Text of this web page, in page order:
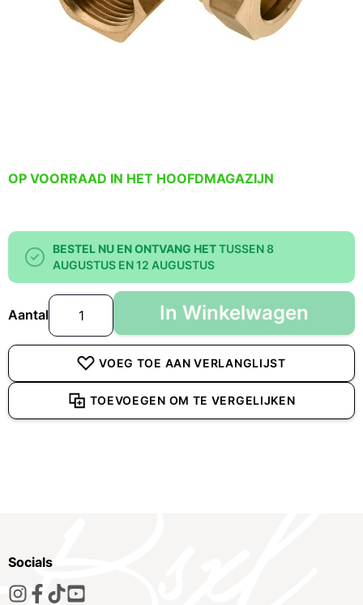
OP VOORRAAD IN HET HOOFDMAGAZIJN
BESTEL NU EN ONTVANG HETTUSSEN 8
AUGUSTUS EN 12 AUGUSTUS
Aantal In Winkelwagen
VOEG TOE AAN VERLANGLIJST
TOEVOEGEN OM TE VERGELIJKEN
Socials